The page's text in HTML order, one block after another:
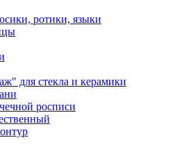
ротики, языки
для стекла и керамики
росписи